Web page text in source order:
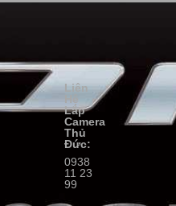
Liên
Hệ
Lắp
Camera
Thủ
Đức:
0938
11 23
99